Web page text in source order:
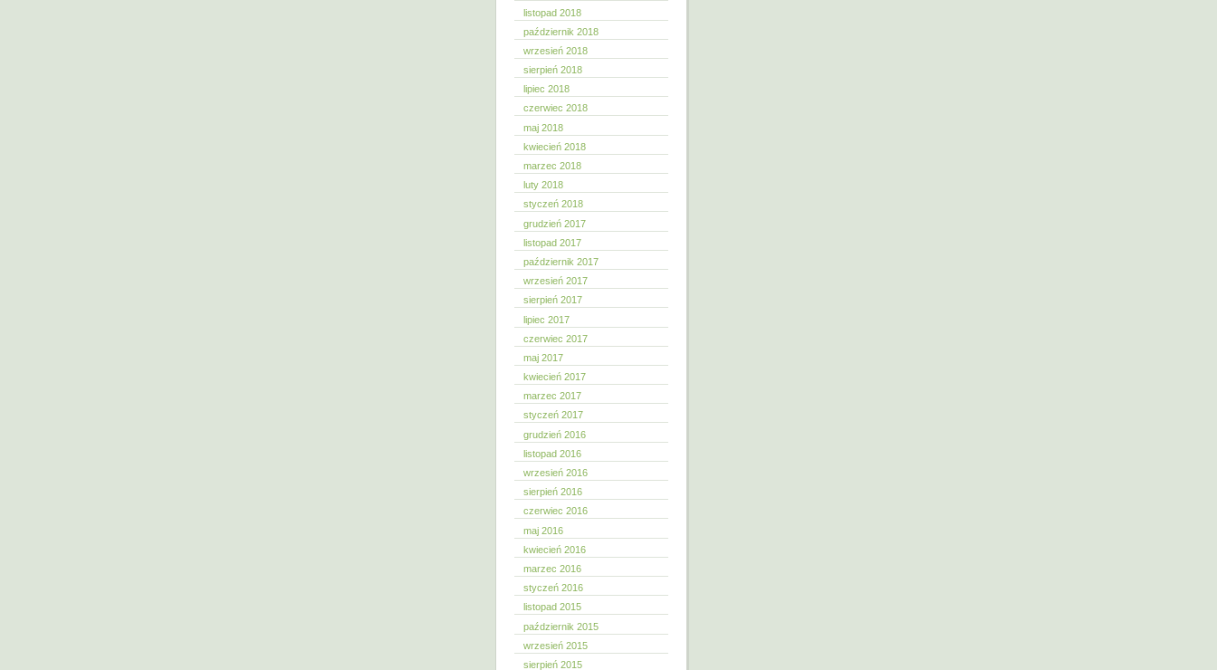
listopad 2018
październik 2018
wrzesień 2018
sierpień 2018
lipiec 2018
czerwiec 2018
maj 2018
kwiecień 2018
marzec 2018
luty 2018
styczeń 2018
grudzień 2017
listopad 2017
październik 2017
wrzesień 2017
sierpień 2017
lipiec 2017
czerwiec 2017
maj 2017
kwiecień 2017
marzec 2017
styczeń 2017
grudzień 2016
listopad 2016
wrzesień 2016
sierpień 2016
czerwiec 2016
maj 2016
kwiecień 2016
marzec 2016
styczeń 2016
listopad 2015
październik 2015
wrzesień 2015
sierpień 2015